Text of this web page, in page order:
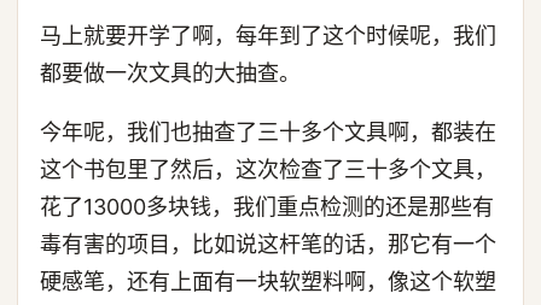
马上就要开学了啊，每年到了这个时候呢，我们
都要做一次文具的大抽查。
今年呢，我们也抽查了三十多个文具啊，都装在
这个书包里了然后，这次检查了三十多个文具，
花了13000多块钱，我们重点检测的还是那些有
毒有害的项目，比如说这杆笔的话，那它有一个
硬感笔，还有上面有一块软塑料啊，像这个软塑